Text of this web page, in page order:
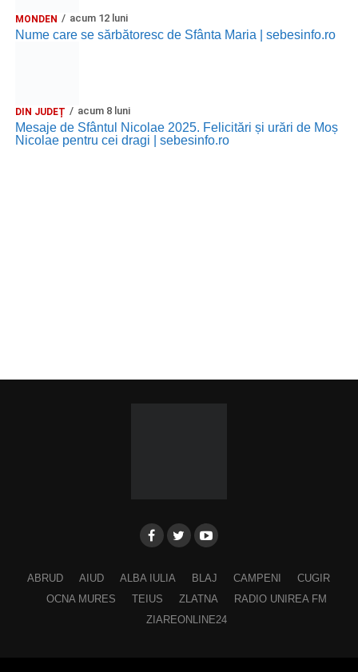
MONDEN acum 12 luni
Nume care se sărbătoresc de Sfânta Maria | sebesinfo.ro
DIN JUDEȚ acum 8 luni
Mesaje de Sfântul Nicolae 2025. Felicitări și urări de Moș
Nicolae pentru cei dragi | sebesinfo.ro
ABRUD AIUD ALBA IULIA BLAJ CAMPENI
CUGIR
OCNA MURES
TEIUS ZLATNA
RADIO UNIREA FM
ZIAREONLINE24